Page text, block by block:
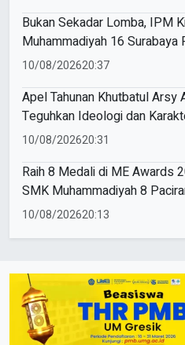
Bukan Sekadar Lomba, IPM
Muhammadiyah 16 Surabaya
Kepemimpinan di HUT RI
10/08/202620:37
Apel Tahunan Khutbatul Arsy
Teguhkan Ideologi dan
10/08/202620:31
Raih 8 Medali di ME Awards
SMK Muhammadiyah 8
Prestasi
10/08/202620:13